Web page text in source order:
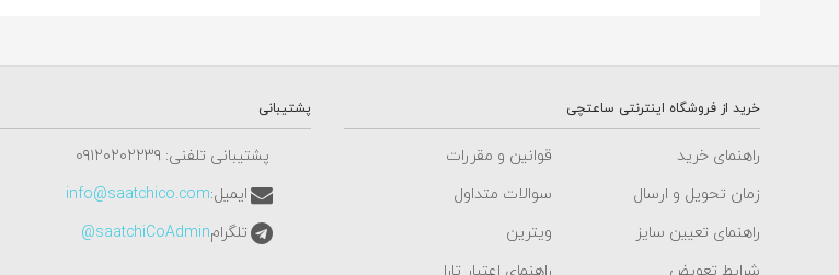
خرید از فروشگاه اینترنتی ساعتچی
راهنمای خرید
قوانین و مقررات
زمان تحویل و ارسال
سوالات متداول
راهنمای تعیین سایز
ویترین
پشتیبانی
پشتیبانی تلفنی: ٠٩١٢٠٢٠٢٢٣٩
ایمیل:info@saatchico.com
تلگرامsaatchiCoAdmin@